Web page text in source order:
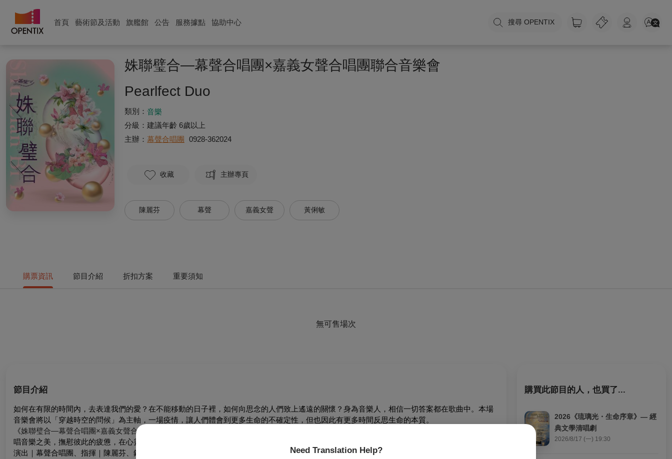
首頁 藝術節及活動 旗艦館 公告 服務據點 協助中心 搜尋 OPENTIX
Need Translation Help?
姝聯璧合—幕聲合唱團×嘉義女聲合唱團聯合音樂會
Pearlfect Duo
類別： 音樂
分級： 建議年齡 6歲以上
主辦： 幕聲合唱團 0928-362024
收藏 主辦專頁
陳麗芬 幕聲 嘉義女聲 黃俐敏
購票資訊 節目介紹 折扣方案 重要須知
無可售場次
節目介紹
如何在有限的時間內，去表達我們的愛？在不能移動的日子裡，如何向思念的人們致上遙遠的關懷？身為音樂人，相信一切答案都在歌曲中。本場
音樂會將以「穿越時空的問候」為主軸，一場疫情，讓人們體會到更多生命的不確定性，但也因此有更多時間反思生命的本質。
《姝聯璧合—幕聲合唱團×嘉義女聲合唱團聯合音樂會
唱音樂之美，撫慰彼此的疲憊，在心靈寄託上產生共鳴。
演出｜幕聲合唱團、指揮｜陳麗芬、鋼琴｜宋婉鈺
購買此節目的人，也買了...
2026《琉璃光・生命序章》— 經
典文學清唱劇
2026/8/17 (一) 19:30